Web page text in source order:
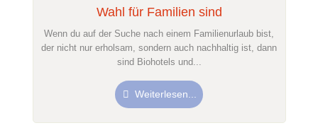
Wahl für Familien sind
Wenn du auf der Suche nach einem Familienurlaub bist,
der nicht nur erholsam, sondern auch nachhaltig ist, dann
sind Biohotels und...
Weiterlesen...